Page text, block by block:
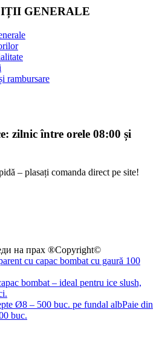
GENERALE
rambursare
zilnic între orele 08:00 și
– plasați comanda direct pe site!
на прах ®Copyright©
cu capac bombat cu gaură 100
Paie din
buc.